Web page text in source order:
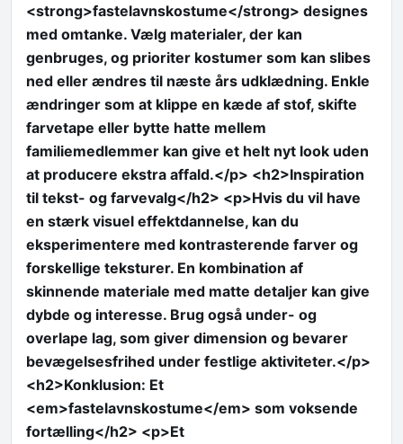
<strong>fastelavnskostume</strong> designes
med omtanke. Vælg materialer, der kan
genbruges, og prioriter kostumer som kan slibes
ned eller ændres til næste års udklædning. Enkle
ændringer som at klippe en kæde af stof, skifte
farvetape eller bytte hatte mellem
familiemedlemmer kan give et helt nyt look uden
at producere ekstra affald.</p> <h2>Inspiration
til tekst- og farvevalg</h2> <p>Hvis du vil have
en stærk visuel effektdannelse, kan du
eksperimentere med kontrasterende farver og
forskellige teksturer. En kombination af
skinnende materiale med matte detaljer kan give
dybde og interesse. Brug også under- og
overlape lag, som giver dimension og bevarer
bevægelsesfrihed under festlige aktiviteter.</p>
<h2>Konklusion: Et
<em>fastelavnskostume</em> som voksende
fortælling</h2> <p>Et